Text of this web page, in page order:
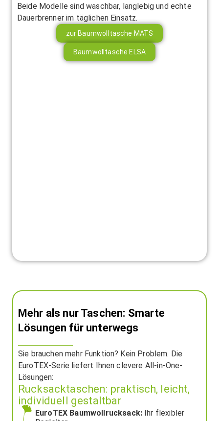
Beide Modelle sind waschbar, langlebig und echte
Dauerbrenner im täglichen Einsatz.
zur Baumwolltasche MATS
Baumwolltasche ELSA
Mehr als nur Taschen: Smarte
Lösungen für unterwegs
Sie brauchen mehr Funktion? Kein Problem. Die
EuroTEX-Serie liefert Ihnen clevere All-in-One-
Lösungen:
Rucksacktaschen: praktisch, leicht,
individuell gestaltbar
EuroTEX Baumwollrucksack: Ihr flexibler